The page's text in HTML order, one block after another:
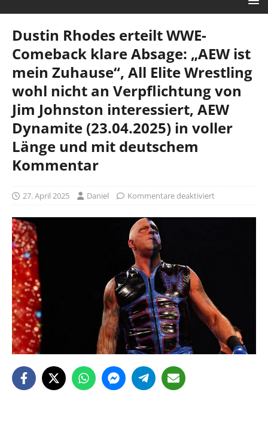
Dustin Rhodes erteilt WWE-
Comeback klare Absage: „AEW ist
mein Zuhause“, All Elite Wrestling
wohl nicht an Verpflichtung von
Jim Johnston interessiert, AEW
Dynamite (23.04.2025) in voller
Länge und mit deutschem
Kommentar
27. April 2025 Daniel Kommentare deaktiviert